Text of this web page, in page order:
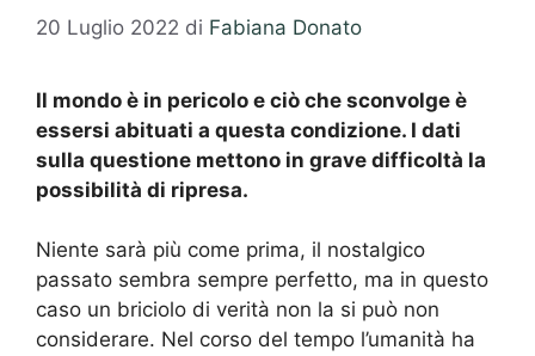
20 Luglio 2022 di Fabiana Donato
Il mondo è in pericolo e ciò che sconvolge è
essersi abituati a questa condizione. I dati
sulla questione mettono in grave difficoltà la
possibilità di ripresa.
Niente sarà più come prima, il nostalgico
passato sembra sempre perfetto, ma in questo
caso un briciolo di verità non la si può non
considerare. Nel corso del tempo l’umanità ha